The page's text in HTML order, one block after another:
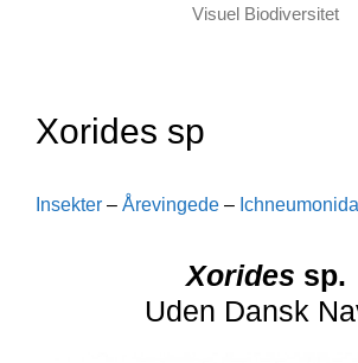
Visuel Biodiversitet
Xorides sp
Insekter – Årevingede –
Xorides sp.
Uden Dansk